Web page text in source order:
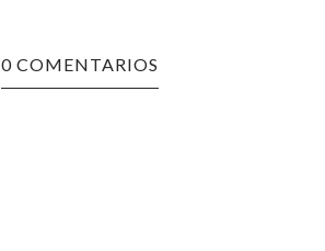
0 COMENTARIOS